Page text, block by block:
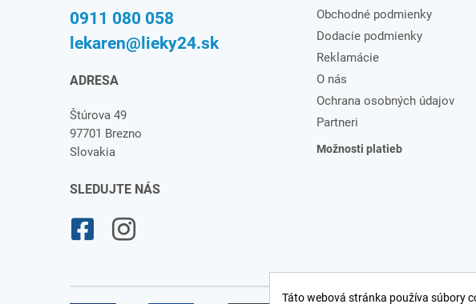
0911 080 058
lekaren@lieky24.sk
ADRESA
Štúrova 49
97701 Brezno
Slovakia
SLEDUJTE NÁS
Obchodné podmienky
Dodacie podmienky
Reklamácie
O nás
Ochrana osobných údajov
Partneri
Možnosti platieb
Táto webová stránka používa súbory